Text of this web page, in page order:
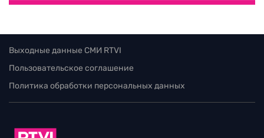
Выходные данные СМИ RTVI
Пользовательское соглашение
Политика обработки персональных данных